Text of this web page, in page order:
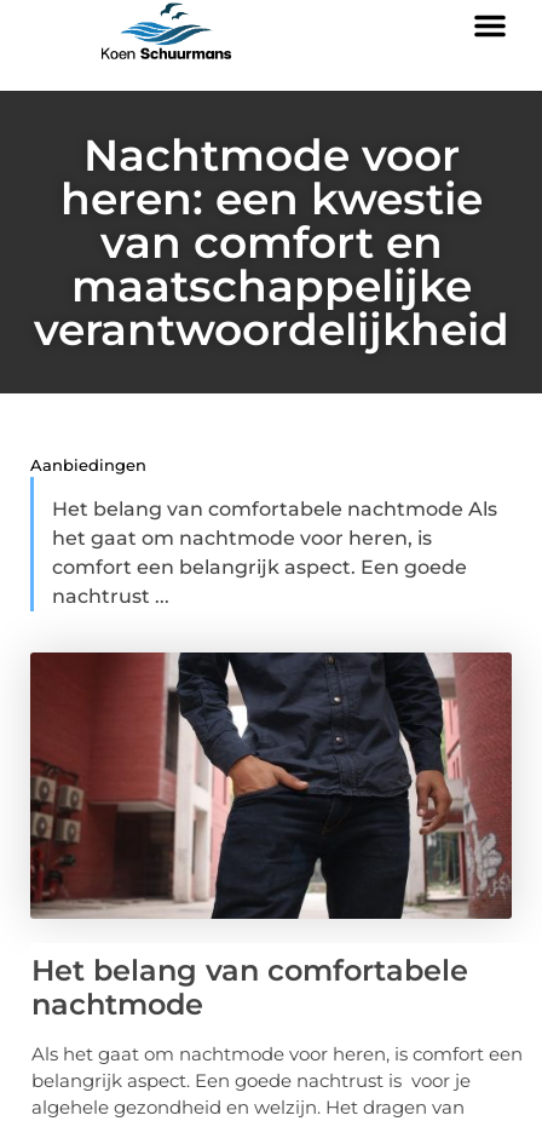
Nachtmode voor
heren: een kwestie
van comfort en
maatschappelijke
verantwoordelijkheid
Aanbiedingen
Het belang van comfortabele nachtmode Als
het gaat om nachtmode voor heren, is
comfort een belangrijk aspect. Een goede
nachtrust ...
Het belang van comfortabele
nachtmode
Als het gaat om nachtmode voor heren, is comfort een
belangrijk aspect. Een goede nachtrust is voor je
algehele gezondheid en welzijn. Het dragen van